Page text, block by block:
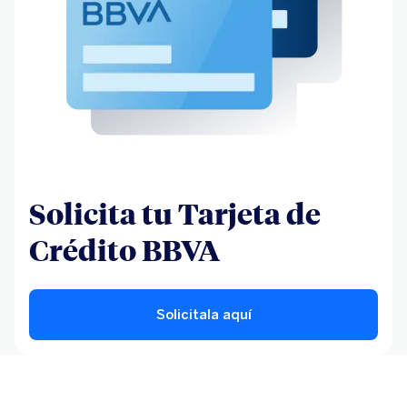
Solicita tu Tarjeta de
Crédito BBVA
Solicitala aquí